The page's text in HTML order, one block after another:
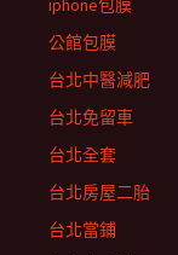
iphone包膜
公館包膜
台北中醫減肥
台北免留車
台北全套
台北房屋二胎
台北當鋪